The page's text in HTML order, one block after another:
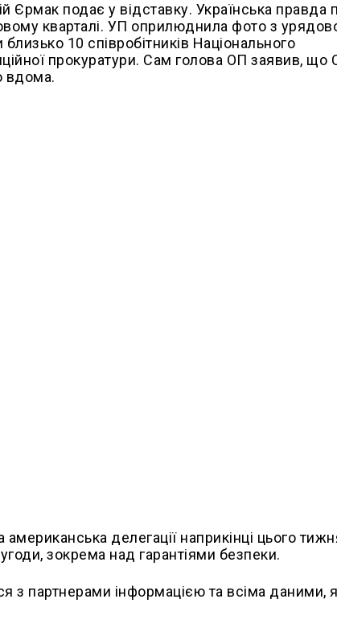
подає у відставку. Українська правда
кварталі. УП оприлюднила фото з
10 співробітників Національного
прокуратури. Сам голова ОП заявив, що
вдома.
делегації наприкінці цього
зокрема над гарантіями безпеки.
партнерами інформацією та всіма даними,